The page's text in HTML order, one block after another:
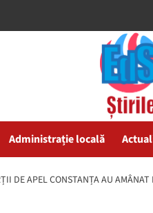
Administrație locală
DE APEL CONSTANȚA AU